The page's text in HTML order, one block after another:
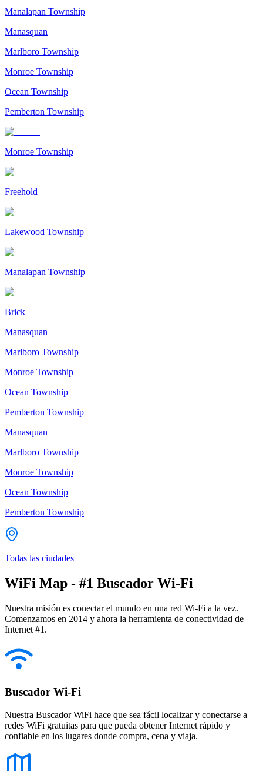
Manalapan Township
Manasquan
Marlboro Township
Monroe Township
Ocean Township
Pemberton Township
Monroe Township
Freehold
Lakewood Township
Manalapan Township
Brick
Manasquan
Marlboro Township
Monroe Township
Ocean Township
Pemberton Township
Manasquan
Marlboro Township
Monroe Township
Ocean Township
Pemberton Township
Todas las ciudades
WiFi Map - #1 Buscador Wi-Fi
Nuestra misión es conectar el mundo en una red Wi-Fi a la vez.
Comenzamos en 2014 y ahora la herramienta de conectividad de
Internet #1.
Buscador Wi-Fi
Nuestra Buscador WiFi hace que sea fácil localizar y conectarse a
redes WiFi gratuitas para que pueda obtener Internet rápido y
confiable en los lugares donde compra, cena y viaja.